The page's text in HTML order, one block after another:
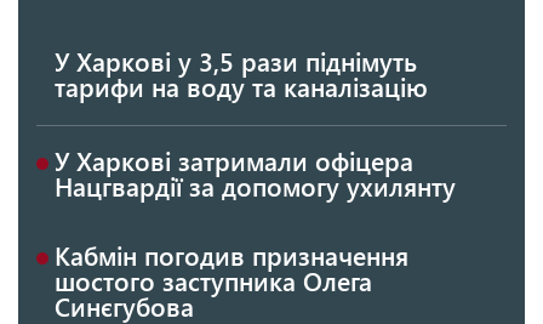
У Харкові у 3,5 рази піднімуть
тарифи на воду та каналізацію
У Харкові затримали офіцера
Нацгвардії за допомогу ухилянту
Кабмін погодив призначення
шостого заступника Олега
Синєгубова